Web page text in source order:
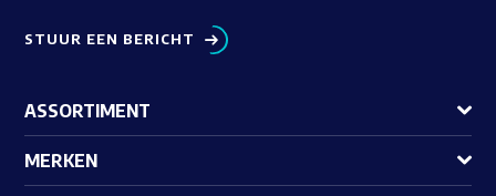
STUUR EEN BERICHT
ASSORTIMENT
MERKEN